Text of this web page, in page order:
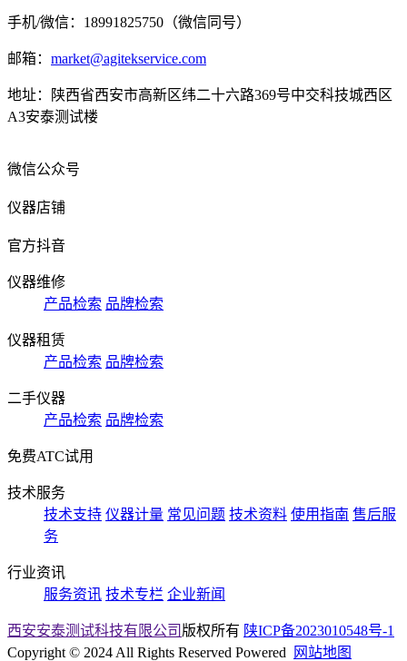
手机/微信：18991825750（微信同号）
邮箱： market@agitekservice.com
地址：陕西省西安市高新区纬二十六路369号中交科技城西区
A3安泰测试楼
微信公众号
仪器店铺
官方抖音
仪器维修
产品检索 品牌检索
仪器租赁
产品检索 品牌检索
二手仪器
产品检索 品牌检索
免费ATC试用
技术服务
技术支持 仪器计量 常见问题 技术资料 使用指南 售后服
务
行业资讯
服务资讯 技术专栏 企业新闻
西安安泰测试科技有限公司 版权所有 陕ICP备2023010548号-1
Copyright © 2024 All Rights Reserved Powered
网站地图